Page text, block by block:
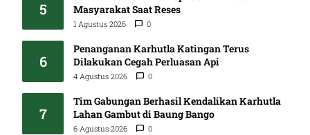
5
Masyarakat Saat Reses
1 Agustus 2026 0
6
Penanganan Karhutla Katingan Terus
Dilakukan Cegah Perluasan Api
4 Agustus 2026 0
7
Tim Gabungan Berhasil Kendalikan Karhutla
Lahan Gambut di Baung Bango
6 Agustus 2026 0